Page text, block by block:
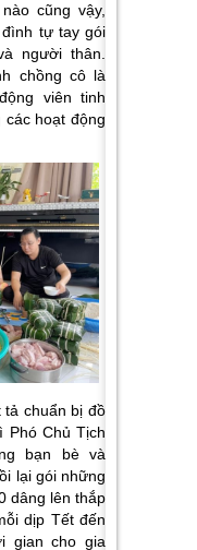
cũng vậy,
tự tay gói
người thân.
chồng cô là
viên tinh
hoạt động
tả chuẩn bị đồ
Phó Chủ Tịch
bạn bè và
lại gói những
dâng lên thắp
dịp Tết đến
gian cho gia